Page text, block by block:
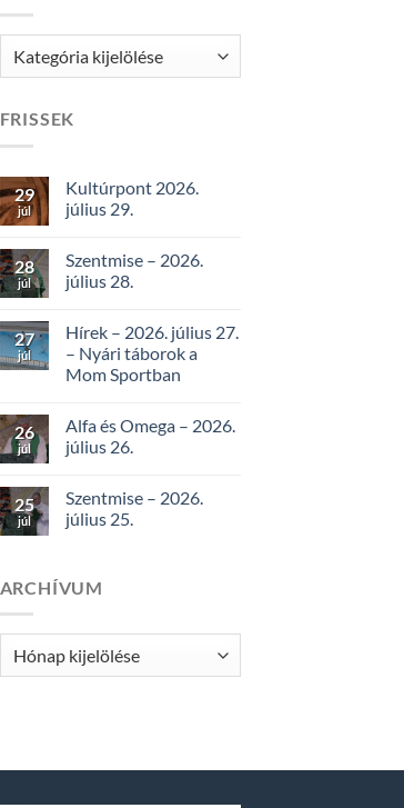
Kategóriák
FRISSEK
29
júl
Kultúrpont 2026.
július 29.
28
júl
Szentmise – 2026.
július 28.
27
júl
Hírek – 2026. július 27.
– Nyári táborok a
Mom Sportban
26
júl
Alfa és Omega – 2026.
július 26.
25
júl
Szentmise – 2026.
július 25.
ARCHÍVUM
Archívum